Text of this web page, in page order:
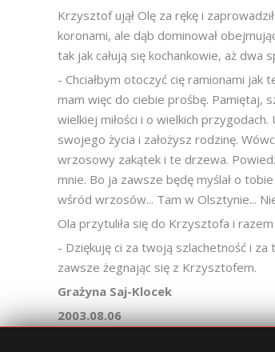
Krzysztof ujął Olę za rękę i
koronami, ale dąb dominował
tak jak całują się kochankowie, aż dwa
- Chciałbym otoczyć cię ramionami
mam więc do ciebie prośbę. Pamiętaj,
wielkiej miłości i o wielkich
swojego życia i założysz rodzinę.
wrzosowy zakątek i te drzewa.
mnie. Bo ja zawsze będę myślał o
wśród wrzosów... Tam w Olsztynie...
Ola przytuliła się do Krzysztofa i razem
- Dziękuję ci za twoją szlachetność i
zawsze żegnając się z Krzysztofem.
Grażyna Saj-Klocek
2003.08.06